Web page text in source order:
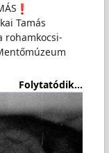
Tamás
rohamkocsi-
Folytatódik...